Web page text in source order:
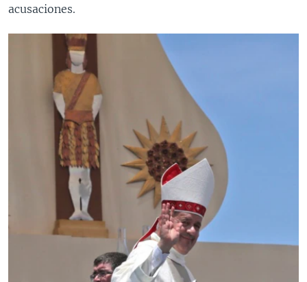
acusaciones.